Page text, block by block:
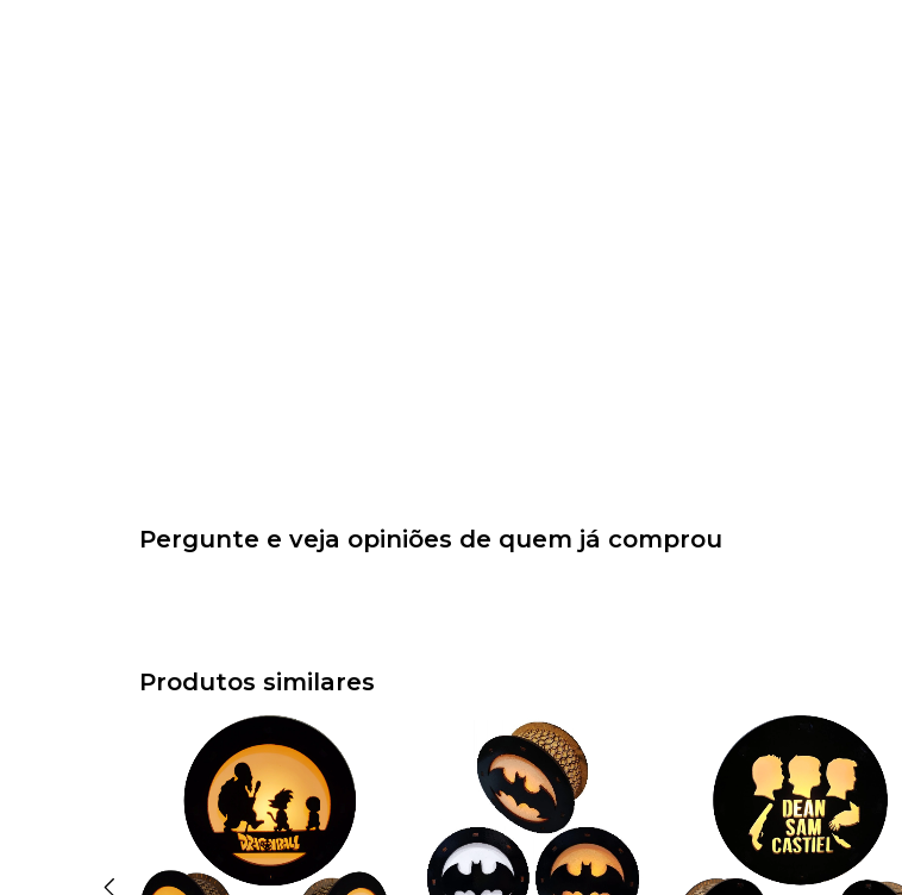
Pergunte e veja opiniões de quem já comprou
Produtos similares